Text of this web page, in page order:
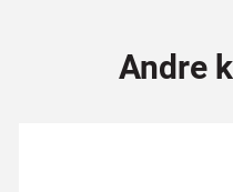
Andre